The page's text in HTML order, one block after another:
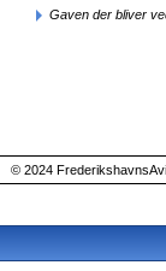
Gaven der bliver
© 2024